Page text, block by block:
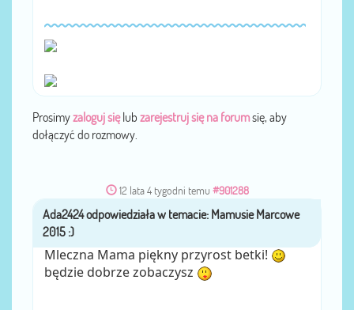
Prosimyzaloguj sięlub zarejestruj się na forumsię, aby
dołączyć do rozmowy.
12 lata 4 tygodni temu #901288
przezAda2424
Mleczna Mama piękny przyrost betki!
będzie dobrze zobaczysz